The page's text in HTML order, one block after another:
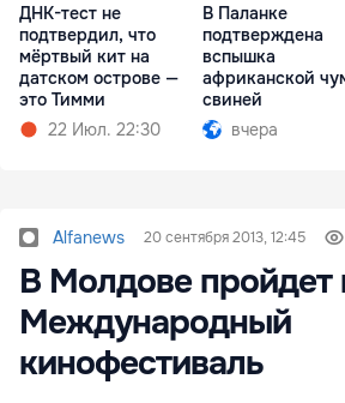
ДНК-тест не
подтвердил, что
мёртвый кит на
датском острове —
это Тимми
22 Июл. 22:30
В Паланке
подтверждена
вспышка
африканской
свиней
вчера
Alfanews 20 сентября 2013, 12:45
В Молдове пройдет
Международный
кинофестиваль